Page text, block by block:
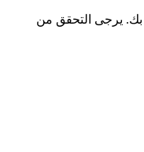
يرجى التحقق من